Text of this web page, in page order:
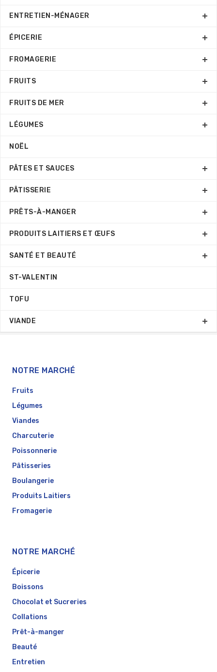
ENTRETIEN-MÉNAGER
ÉPICERIE
FROMAGERIE
FRUITS
FRUITS DE MER
LÉGUMES
NOËL
PÂTES ET SAUCES
PÂTISSERIE
PRÊTS-À-MANGER
PRODUITS LAITIERS ET ŒUFS
SANTÉ ET BEAUTÉ
ST-VALENTIN
TOFU
VIANDE
NOTRE MARCHÉ
Fruits
Légumes
Viandes
Charcuterie
Poissonnerie
Pâtisseries
Boulangerie
Produits Laitiers
Fromagerie
NOTRE MARCHÉ
Épicerie
Boissons
Chocolat et Sucreries
Collations
Prêt-à-manger
Beauté
Entretien